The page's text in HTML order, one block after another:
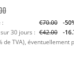
€70.00. 30-
: €70.00
-
30 jours : €42.00
-
de TVA), éventuellement